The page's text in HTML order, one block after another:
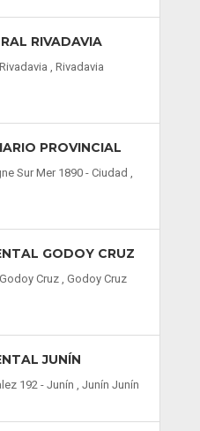
RIVADAVIA
, Rivadavia
PROVINCIAL
Sur Mer 1890 - Ciudad ,
GODOY CRUZ
Cruz , Godoy Cruz
JUNÍN
192 - Junín , Junín Junín